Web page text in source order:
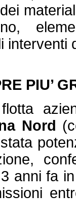
interventi
PIU’
Nord
anni fa